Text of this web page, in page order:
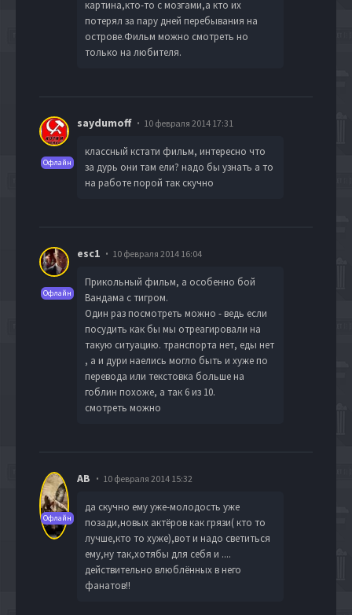
картина,кто-то с мозгами,а кто их
потерял за пару дней перебывания на
острове.Фильм можно смотреть но
только на любителя.
Офлайн
saydumoff 10 февраля 2014 17:31
классный кстати фильм, интересно что
за дурь они там ели? надо бы узнать а то
на работе порой так скучно
Офлайн
esc1 10 февраля 2014 16:04
Прикольный фильм, а особенно бой
Вандама с тигром.
Один раз посмотреть можно - ведь если
посудить как бы мы отреагировали на
такую ситуацию. транспорта нет, еды нет
, а и дури наелись могло быть и хуже по
перевода или текстовка больше на
гоблин похоже, а так 6 из 10.
смотреть можно
Офлайн
AB 10 февраля 2014 15:32
да скучно ему уже-молодость уже
позади,новых актёров как грязи( кто то
лучше,кто то хуже),вот и надо светиться
ему,ну так,хотябы для себя и ....
действительно влюблённых в него
фанатов!!